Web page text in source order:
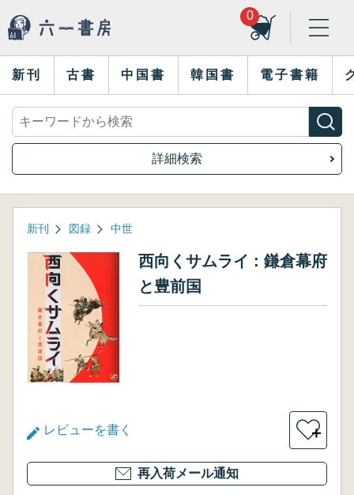
0
新刊 古書 中国書 韓国書 電子書籍
詳細検索
新刊 図録 中世
西向くサムライ : 鎌倉幕府
と豊前国
レビューを書く ＋
再入荷メール通知